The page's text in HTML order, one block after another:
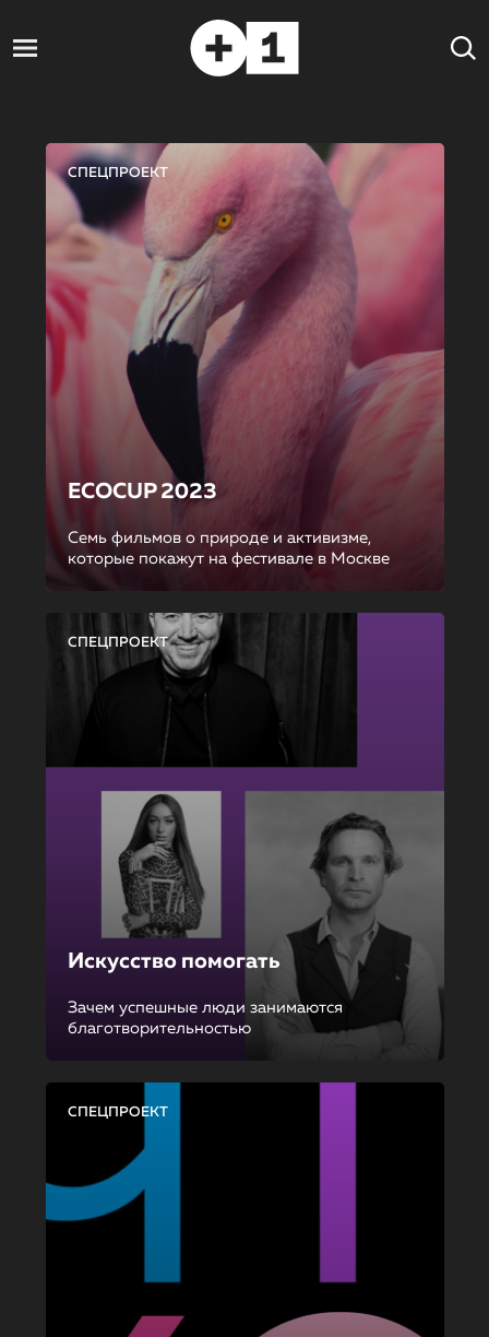
СПЕЦПРОЕКТ
ECOCUP 2023
Семь фильмов о природе и активизме,
которые покажут на фестивале в Москве
СПЕЦПРОЕКТ
Искусство помогать
Зачем успешные люди занимаются
благотворительностью
СПЕЦПРОЕКТ